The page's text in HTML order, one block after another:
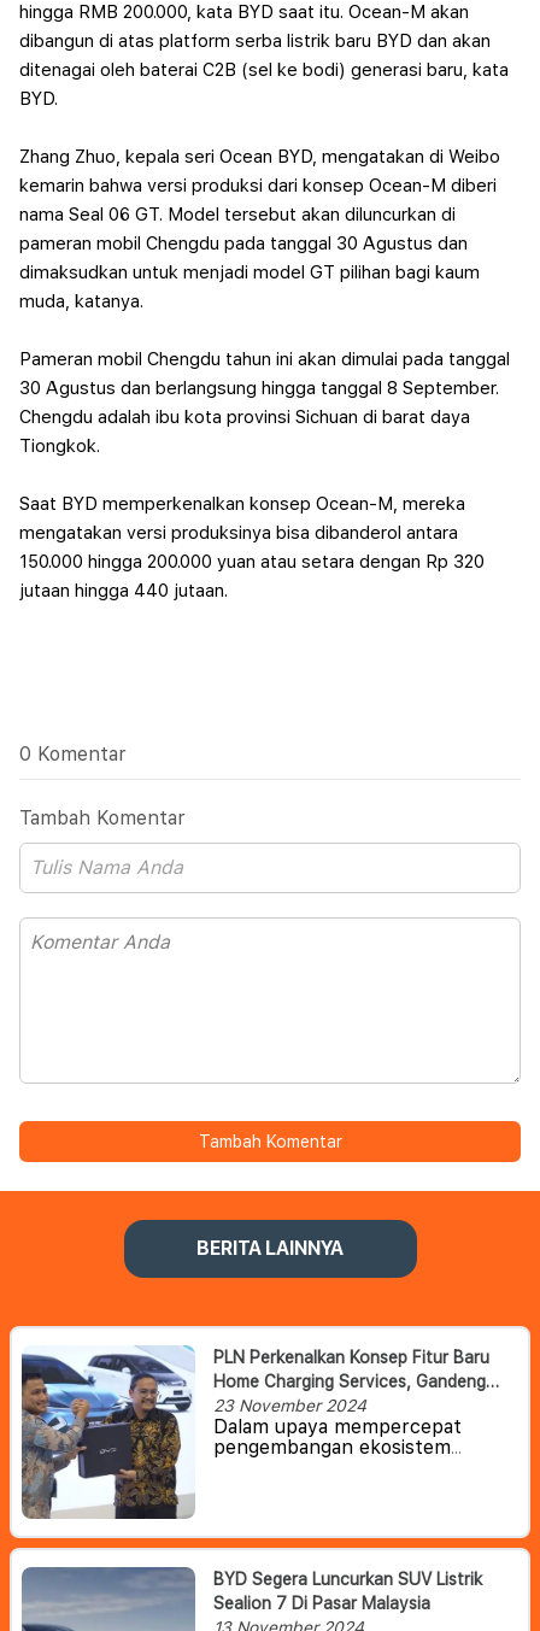
hingga RMB 200.000, kata BYD saat itu. Ocean-M akan
dibangun di atas platform serba listrik baru BYD dan akan
ditenagai oleh baterai C2B (sel ke bodi) generasi baru, kata
BYD.
Zhang Zhuo, kepala seri Ocean BYD, mengatakan di Weibo
kemarin bahwa versi produksi dari konsep Ocean-M diberi
nama Seal 06 GT. Model tersebut akan diluncurkan di
pameran mobil Chengdu pada tanggal 30 Agustus dan
dimaksudkan untuk menjadi model GT pilihan bagi kaum
muda, katanya.
Pameran mobil Chengdu tahun ini akan dimulai pada tanggal
30 Agustus dan berlangsung hingga tanggal 8 September.
Chengdu adalah ibu kota provinsi Sichuan di barat daya
Tiongkok.
Saat BYD memperkenalkan konsep Ocean-M, mereka
mengatakan versi produksinya bisa dibanderol antara
150.000 hingga 200.000 yuan atau setara dengan Rp 320
jutaan hingga 440 jutaan.
0 Komentar
Tambah Komentar
Tambah Komentar
BERITA LAINNYA
PLN Perkenalkan Konsep Fitur Baru
Home Charging Services, Gandeng
BYD Percepat Ekosistem Kendaraan
Listrik Di Indonesia
23 November 2024
Dalam upaya mempercepat
pengembangan ekosistem
efisien melalui aplikasi PLN
Mobile. Bersama dengan PT. BYD
Motor Indonesia, salah satu
pemain utama dalam industri
BYD Segera Luncurkan SUV Listrik
Sealion 7 Di Pasar Malaysia